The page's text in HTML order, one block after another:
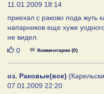
11.01.2009 18:14
приехал с раково пода жуть
напарников еще хуже
не видел.
Нравится
0 Комментарии (0)
оз. Раковые(все)
07.01.2009 22:20